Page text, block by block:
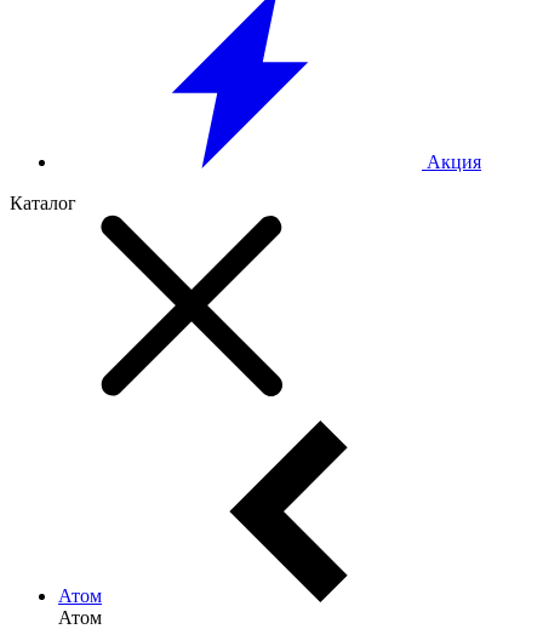
Акция
Каталог
Атом
Атом